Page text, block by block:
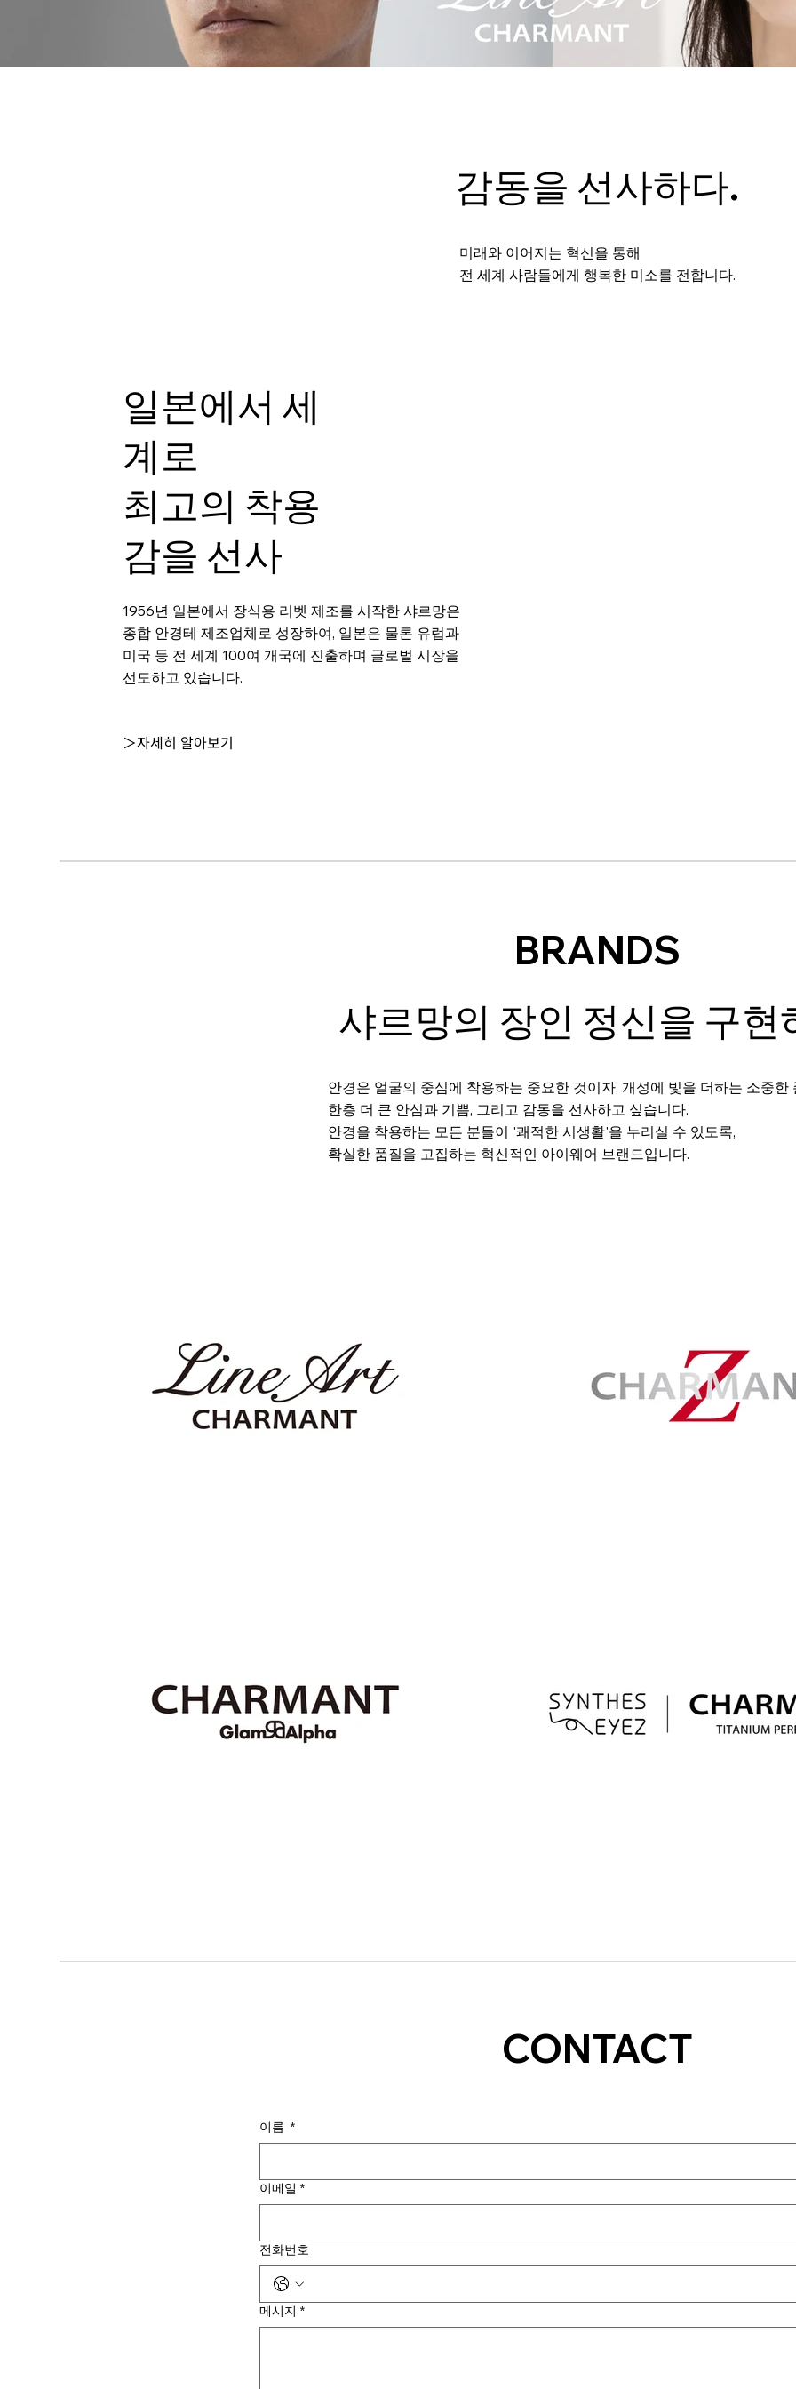
감동을 선사하다.
미래와 이어지는 혁신을 통해
전 세계 사람들에게 행복한 미소를 전합니다.
일본에서 세
계로
최고의 착용
감을 선사
1956년 일본에서 장식용 리벳 제조를 시작한 샤르망은
종합 안경테 제조업체로 성장하여, 일본은 물론 유럽과
미국 등 전 세계 100여 개국에 진출하며 글로벌 시장을
선도하고 있습니다.
＞자세히 알아보기
BRANDS
샤르망의 장인 정신을 구현
안경은 얼굴의 중심에 착용하는 중요한 것이자, 개성에 빛을 더하는 소중한
한층 더 큰 안심과 기쁨, 그리고 감동을 선사하고 싶습니다.
안경을 착용하는 모든 분들이 '쾌적한 시생활'을 누리실 수 있도록,
확실한 품질을 고집하는 혁신적인 아이웨어 브랜드입니다.
CONTACT
이름 *
이메일 *
전화번호
메시지 *